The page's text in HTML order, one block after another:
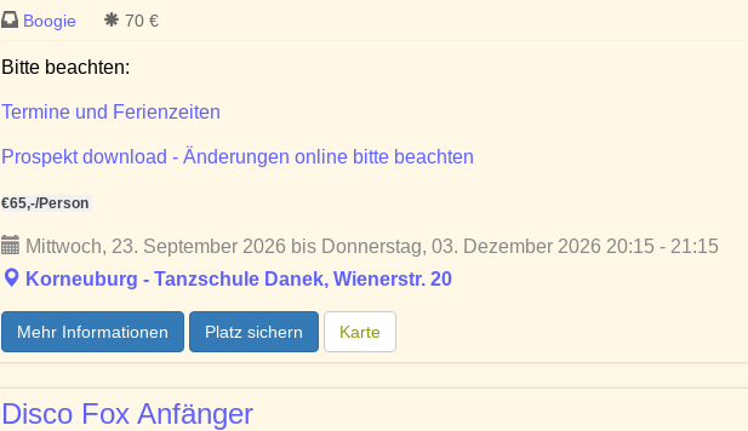
Boogie 70 €
Bitte beachten:
Termine und Ferienzeiten
Prospekt download - Änderungen online bitte beachten
€65,-/Person
Mittwoch, 23. September 2026 bis Donnerstag, 03. Dezember 2026 20:15 - 21:15
Korneuburg - Tanzschule Danek, Wienerstr. 20
Mehr Informationen Platz sichern Karte
Disco Fox Anfänger